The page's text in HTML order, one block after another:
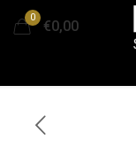
0
€0,00